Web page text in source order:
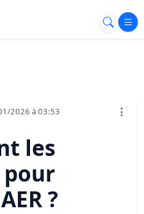
2026 à 03:53
les
?